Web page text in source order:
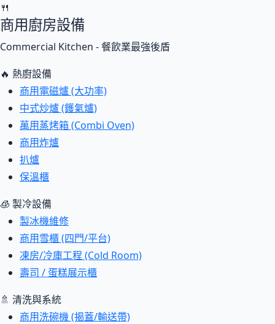
🍴
商用廚房設備
Commercial Kitchen - 餐飲業最強後盾
🔥 熱廚設備
商用電磁爐 (大功率)
中式炒爐 (鑊氣爐)
萬用蒸烤箱 (Combi Oven)
商用炸爐
扒爐
保溫櫃
🧊 製冷設備
製冰機維修
商用雪櫃 (四門/平台)
凍房/冷庫工程 (Cold Room)
壽司 / 蛋糕展示櫃
🚿 清洗與系統
商用洗碗機 (揭蓋/輸送帶)